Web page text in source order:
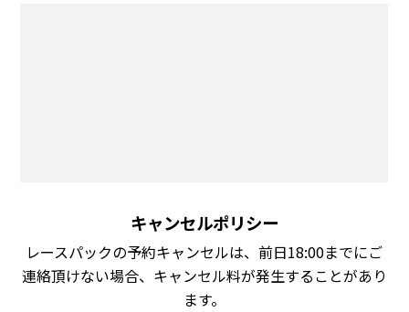
キャンセルポリシー
レースパックの予約キャンセルは、前日18:00までにご
連絡頂けない場合、キャンセル料が発生することがあり
ます。